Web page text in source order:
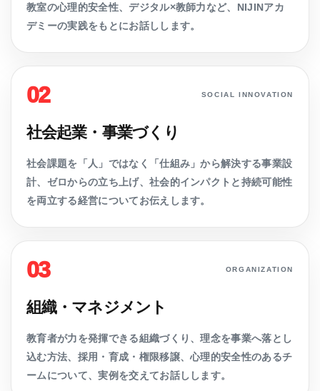
教室の心理的安全性、デジタル×教師力など、NIJINアカ
デミーの実践をもとにお話しします。
02 SOCIAL INNOVATION
社会起業・事業づくり
社会課題を「人」ではなく「仕組み」から解決する事業設
計、ゼロからの立ち上げ、社会的インパクトと持続可能性
を両立する経営についてお伝えします。
03 ORGANIZATION
組織・マネジメント
教育者が力を発揮できる組織づくり、理念を事業へ落とし
込む方法、採用・育成・権限移譲、心理的安全性のあるチ
ームについて、実例を交えてお話しします。